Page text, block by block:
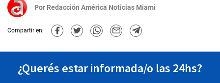
Por Redacción América Noticias Miami
Compartir en:
¿Querés estar informada/o las 24hs?